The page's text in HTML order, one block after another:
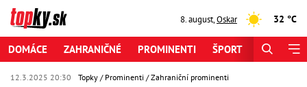
8. august,Oskar 32 °C
DOMÁCE ZAHRANIČNÉ PROMINENTI ŠPORT
12.3.2025 20:30 Topky Prominenti Zahraniční prominenti